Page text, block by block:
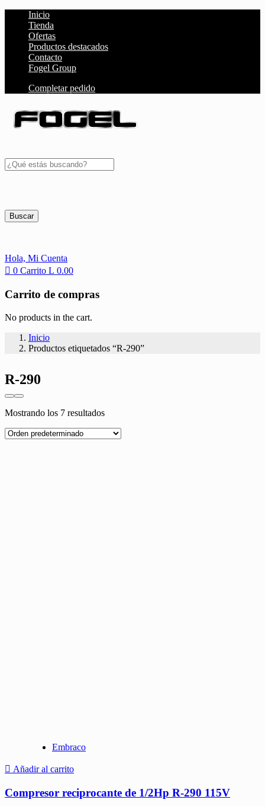
Inicio
Tienda
Ofertas
Productos destacados
Contacto
Fogel Group
Completar pedido
Buscar
Hola, Mi Cuenta
0 Carrito L 0.00
Carrito de compras
No products in the cart.
Inicio
Productos etiquetados “R-290”
R-290
Mostrando los 7 resultados
Embraco
Añadir al carrito
Compresor reciprocante de 1/2Hp R-290 115V